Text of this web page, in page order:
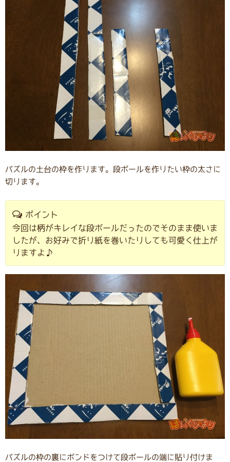
パズルの土台の枠を作ります。段ボールを作りたい枠の太さに
切ります。
ポイント
今回は柄がキレイな段ボールだったのでそのまま使いま
したが、お好みで折り紙を巻いたりしても可愛く仕上が
りますよ♪
パズルの枠の裏にボンドをつけて段ボールの端に貼り付けま